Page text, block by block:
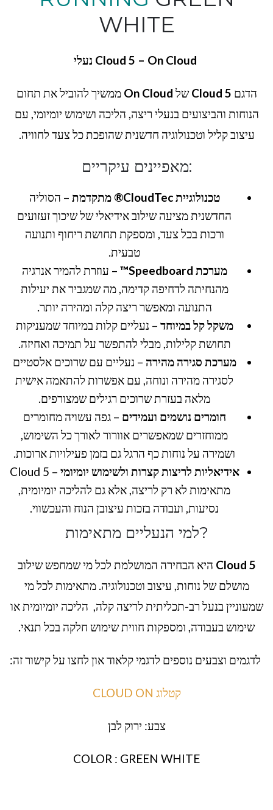
WHITE
הדגם Cloud 5של On Cloud ממשיך להוביל את תחום
הנוחות והביצועים בנעלי ריצה, הליכה ושימוש יומיומי, עם
עיצוב קליל וטכנולוגיה חדשנית שהופכת כל צעד לחוויה.
:מאפיינים עיקריים
טכנולוגיית CloudTec® מתקדמת
– הסוליה
החדשנית מציעה שילוב אידיאלי של שיכוך זעזועים
ורכות בכל צעד, ומספקת תחושת ריחוף ותנועה
טבעית.
מערכת Speedboard™
– עוזרת להמיר אנרגיה
מהנחיתה לדחיפה קדימה, מה שמגביר את יעילות
התנועה ומאפשר ריצה קלה ומהירה יותר.
משקל קל במיוחד – נעליים קלות במיוחד שמעניקות
תחושת קלילות, מבלי להתפשר על תמיכה ואחיזה.
מערכת סגירה מהירה – נעליים עם שרוכים אלסטיים
לסגירה מהירה ונוחה, עם אפשרות להתאמה אישית
מלאה בעזרת שרוכים רגילים שמצורפים.
חומרים נושמים ועמידים – גפה עשויה מחומרים
ממוחזרים שמאפשרים אוורור לאורך כל השימוש,
ושמירה על נוחות כף הרגל גם בזמן פעילויות ארוכות.
אידיאליות לריצות קצרות ולשימוש יומיומי
– Cloud 5
מתאימות לא רק לריצה, אלא גם להליכה יומיומית,
נסיעות, ועבודה בזכות עיצובן הנוח והעכשווי.
?למי הנעליים מתאימות
Cloud 5 היא הבחירה המושלמת לכל מי שמחפש שילוב
מושלם של נוחות, עיצוב וטכנולוגיה. מתאימות לכל מי
שמעוניין בנעל רב-תכליתית לריצה קלה, הליכה יומיומית או
שימוש בעבודה, ומספקות חווית שימוש חלקה בכל תנאי.
לדגמים וצבעים נוספים לדגמי קלאוד און לחצו על קישור זה:
קטלוג CLOUD ON
צבע: ירוק לבן
COLOR : GREEN WHITE